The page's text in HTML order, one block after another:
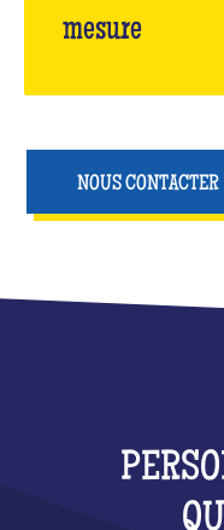
mesure
NOUS CONTACTER